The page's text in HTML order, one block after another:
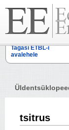
Tagasi ETBL-i
avalehele
tsitrus